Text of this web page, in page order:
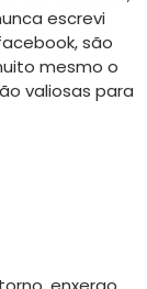
escrevi
são
mesmo o
valiosas para